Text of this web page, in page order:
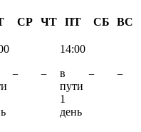
СР ЧТ ПТ СБ ВС
− −
14:00
в
пути
1
день
− −